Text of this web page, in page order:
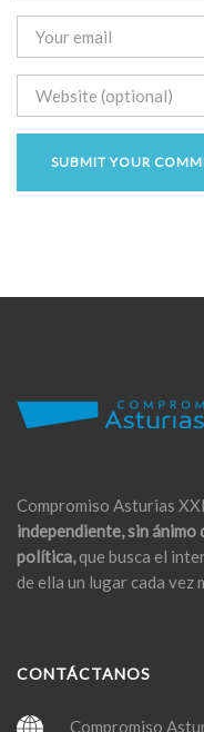
Compromiso Asturias
independiente, sin
política,que busca el
de ella un lugar cada vez
CONTÁCTANOS
Compromiso